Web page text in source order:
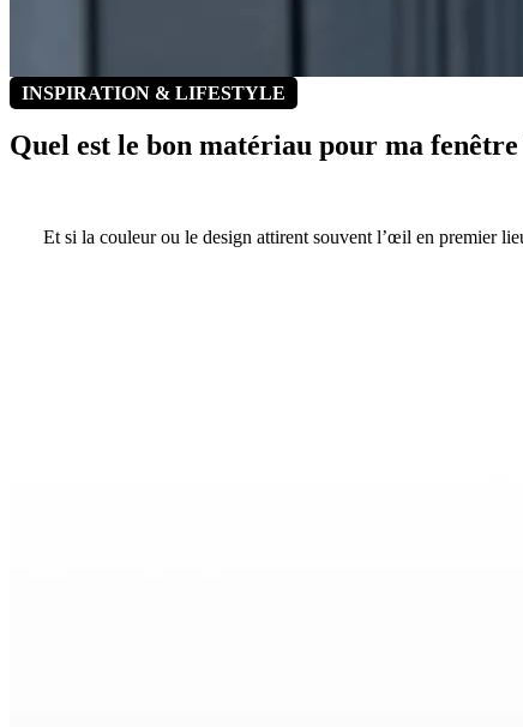
INSPIRATION & LIFESTYLE
Quel est le bon matériau pour ma fenêtre
Et si la couleur ou le design attirent souvent l’œil en premier